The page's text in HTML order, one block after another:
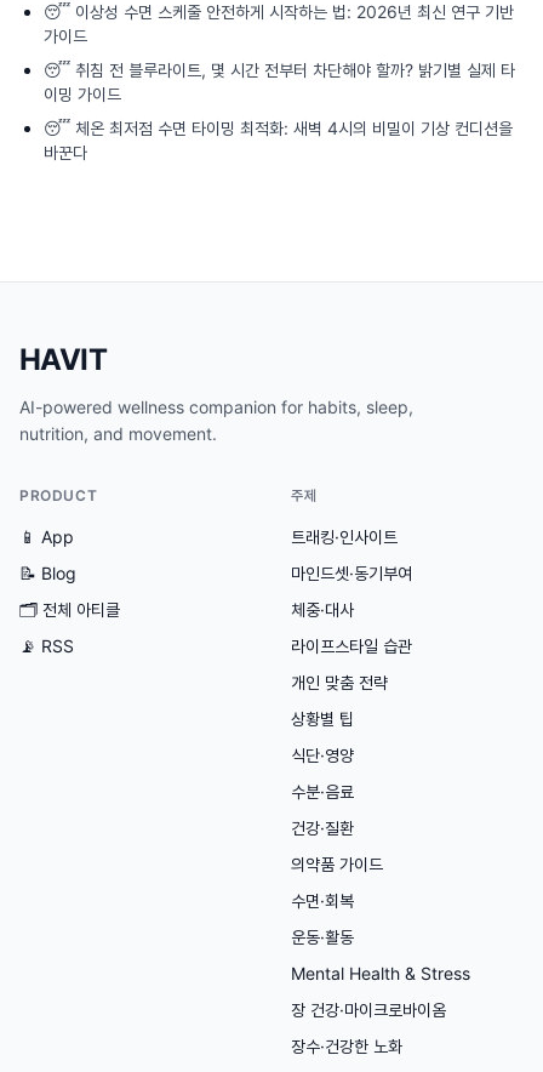
😴 이상성 수면 스케줄 안전하게 시작하는 법: 2026년 최신 연구 기반
가이드
😴 취침 전 블루라이트, 몇 시간 전부터 차단해야 할까? 밝기별 실제 타
이밍 가이드
😴 체온 최저점 수면 타이밍 최적화: 새벽 4시의 비밀이 기상 컨디션을
바꾼다
HAVIT
AI-powered wellness companion for habits, sleep,
nutrition, and movement.
PRODUCT
📱 App
📝 Blog
🗂 전체 아티클
📡 RSS
주제
트래킹·인사이트
마인드셋·동기부여
체중·대사
라이프스타일 습관
개인 맞춤 전략
상황별 팁
식단·영양
수분·음료
건강·질환
의약품 가이드
수면·회복
운동·활동
Mental Health & Stress
장 건강·마이크로바이옴
장수·건강한 노화